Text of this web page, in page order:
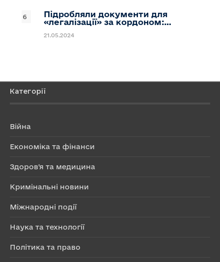
Підробляли документи для
«легалізації» за кордоном:…
21.05.2024
Категорії
Війна
Економіка та фінанси
Здоров'я та медицина
Кримінальні новини
Міжнародні події
Наука та технології
Політика та право